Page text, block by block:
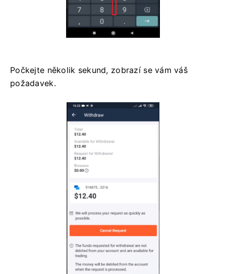
Počkejte několik sekund, zobrazí se vám váš
požadavek.